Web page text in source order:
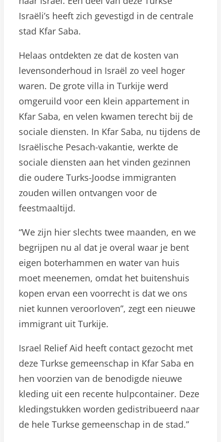
Israëli’s heeft zich gevestigd in de centrale
stad Kfar Saba.
Helaas ontdekten ze dat de kosten van
levensonderhoud in Israël zo veel hoger
waren. De grote villa in Turkije werd
omgeruild voor een klein appartement in
Kfar Saba, en velen kwamen terecht bij de
sociale diensten. In Kfar Saba, nu tijdens de
Israëlische Pesach-vakantie, werkte de
sociale diensten aan het vinden gezinnen
die oudere Turks-Joodse immigranten
zouden willen ontvangen voor de
feestmaaltijd.
“We zijn hier slechts twee maanden, en we
begrijpen nu al dat je overal waar je bent
eigen boterhammen en water van huis
moet meenemen, omdat het buitenshuis
kopen ervan een voorrecht is dat we ons
niet kunnen veroorloven”, zegt een nieuwe
immigrant uit Turkije.
Israel Relief Aid heeft contact gezocht met
deze Turkse gemeenschap in Kfar Saba en
hen voorzien van de benodigde nieuwe
kleding uit een recente hulpcontainer. Deze
kledingstukken worden gedistribueerd naar
de hele Turkse gemeenschap in de stad.”